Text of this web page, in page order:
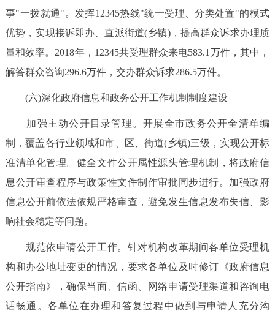
事"一拨就通"。发挥12345热线"统一受理、分类处置"的模式
优势，实现接诉即办、直派街道(乡镇)，提高群众诉求办理质
量和效率。2018年，12345共受理群众来电583.1万件，其中，
解答群众咨询296.6万件，交办群众诉求286.5万件。
(六)深化政府信息和政务公开工作机制制度建设
加强主动公开目录管理。开展全市政务公开全清单编
制，覆盖各行业领域和市、区、街道(乡镇)三级，实现公开标
准清单化管理。健全文件公开属性源头管理机制，将政府信
息公开审查程序与政策性文件制作审批同步进行。加强政府
信息公开前依法依规严格审查，避免发生信息发布失信、影
响社会稳定等问题。
规范依申请公开工作。针对机构改革期间各单位受理机
构和办公地址变更的情况，要求各单位及时修订《政府信息
公开指南》，确保当面、信函、网络申请受理渠道和咨询电
话畅通。各单位在办理和答复过程中做到与申请人充分沟